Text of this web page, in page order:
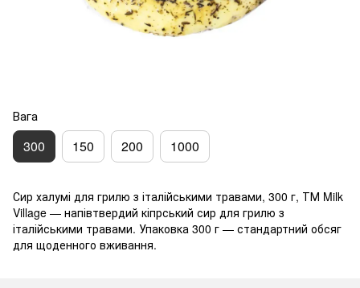
Вага
300 150 200 1000
Сир халумі для грилю з італійськими травами, 300 г, ТМ Milk
Village — напівтвердий кіпрський сир для грилю з
італійськими травами. Упаковка 300 г — стандартний обсяг
для щоденного вживання.